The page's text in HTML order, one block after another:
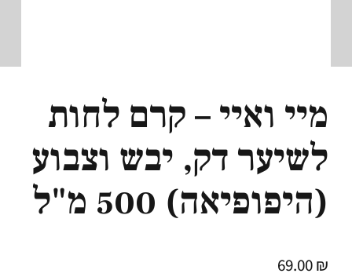
מיי ואיי – קרם לחות
לשיער דק, יבש וצבוע
(היפופיאה) 500 מ"ל
69.00₪